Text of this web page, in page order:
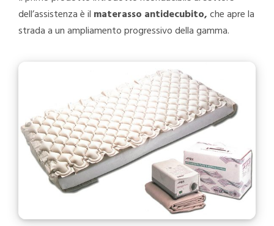
dell’assistenza è il materasso antidecubito,che apre la
strada a un ampliamento progressivo della gamma.